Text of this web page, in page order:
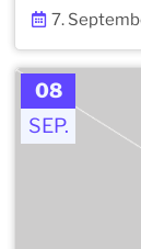
7.
08
SEP.